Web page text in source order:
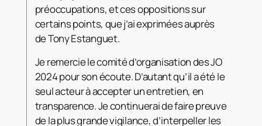
préoccupations, et ces oppositions sur
certains points, que j’ai exprimées auprès
de Tony Estanguet.
Je remercie le comité d’organisation des JO
2024 pour son écoute. D’autant qu’il a été le
seul acteur à accepter un entretien, en
transparence. Je continuerai de faire preuve
de la plus grande vigilance, d’interpeller les